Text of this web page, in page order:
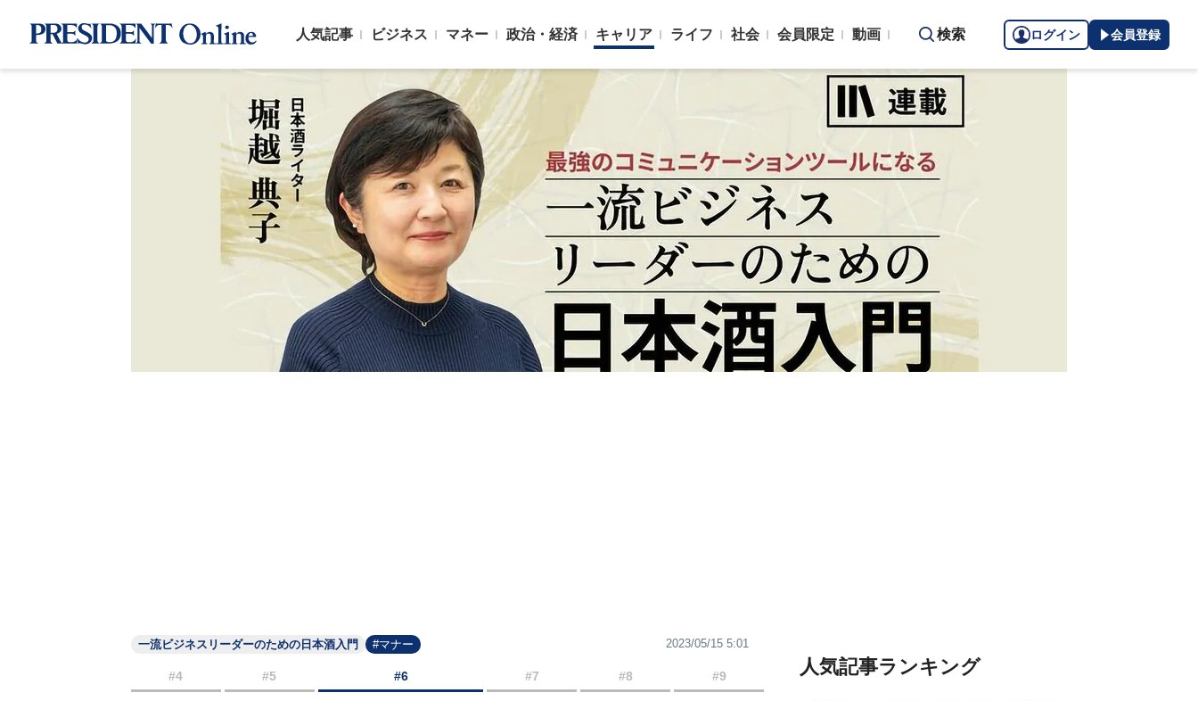
人気記事 ビジネス マネー 政治・経済 キャリア ライフ 社会 会員限定 動画 検索 ログイン 会員登録
一流ビジネスリーダーのための日本酒入門 #マナー 2023/05/15 5:01
#4 #5 #6 #7 #8 #9 人気記事ランキング